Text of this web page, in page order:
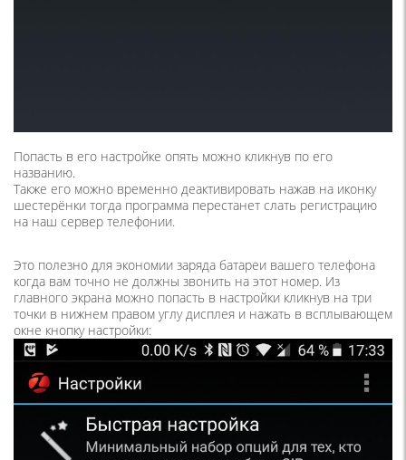
Попасть в его настройке опять можно кликнув по его
названию.
Также его можно временно деактивировать нажав на иконку
шестерёнки тогда программа перестанет слать регистрацию
на наш сервер телефонии.
Это полезно для экономии заряда батареи вашего телефона
когда вам точно не должны звонить на этот номер. Из
главного экрана можно попасть в настройки кликнув на три
точки в нижнем правом углу дисплея и нажать в всплывающем
окне кнопку настройки: